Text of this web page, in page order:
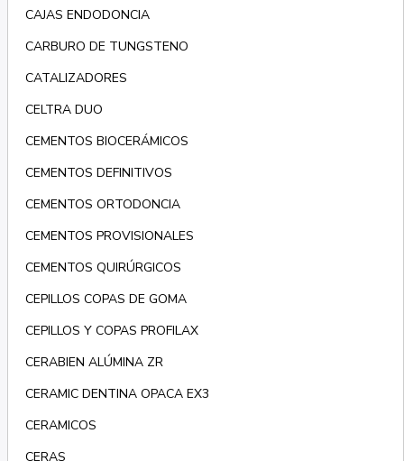
CAJAS ENDODONCIA
CARBURO DE TUNGSTENO
CATALIZADORES
CELTRA DUO
CEMENTOS BIOCERÁMICOS
CEMENTOS DEFINITIVOS
CEMENTOS ORTODONCIA
CEMENTOS PROVISIONALES
CEMENTOS QUIRÚRGICOS
CEPILLOS COPAS DE GOMA
CEPILLOS Y COPAS PROFILAX
CERABIEN ALÚMINA ZR
CERAMIC DENTINA OPACA EX3
CERAMICOS
CERAS